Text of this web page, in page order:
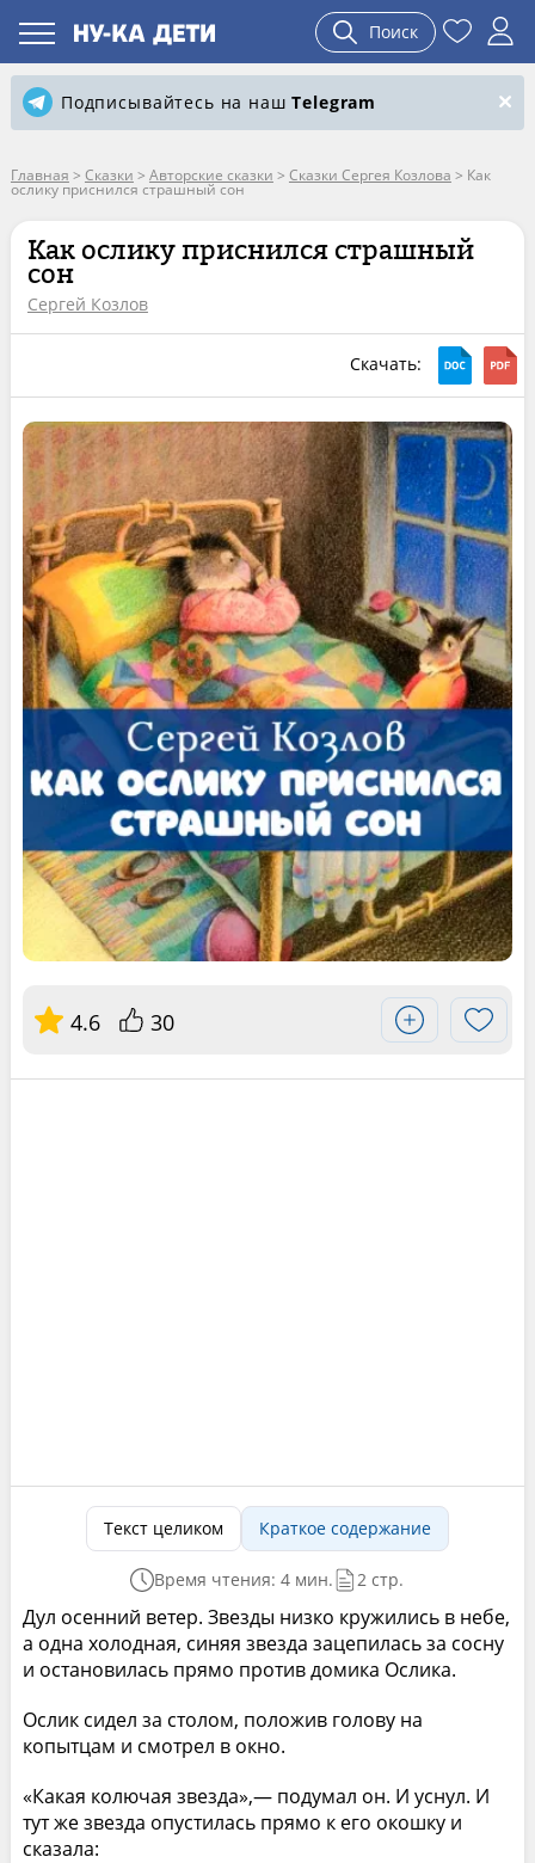
Поиск
Подписывайтесь на нашTelegram
Главная > Сказки > Авторские сказки > Сказки Сергея Козлова > Как
ослику приснился страшный сон
Как ослику приснился страшный
сон
Сергей Козлов
Скачать:
4.6 30
Текст целиком Краткое содержание
Время чтения: 4 мин. 2 стр.
Дул осенний ветер. Звезды низко кружились в небе,
а одна холодная, синяя звезда зацепилась за сосну
и остановилась прямо против домика Ослика.
Ослик сидел за столом, положив голову на
копытцам и смотрел в окно.
«Какая колючая звезда»,— подумал он. И уснул. И
тут же звезда опустилась прямо к его окошку и
сказала: